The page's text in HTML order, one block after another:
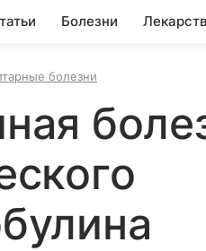
Болезни
болезни